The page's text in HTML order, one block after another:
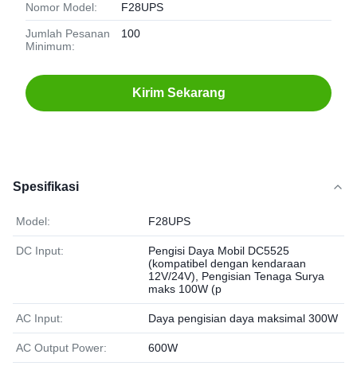
Nomor Model: F28UPS
Jumlah Pesanan
Minimum:
100
Kirim Sekarang
Spesifikasi
Model: F28UPS
DC Input:
Pengisi Daya Mobil DC5525
(kompatibel dengan kendaraan
12V/24V), Pengisian Tenaga Surya
maks 100W (p
AC Input: Daya pengisian daya maksimal 300W
AC Output Power: 600W